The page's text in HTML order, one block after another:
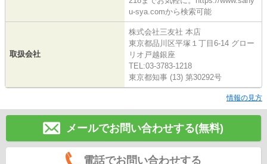
u-sya.comから検索可能
取扱会社
株式会社三友社 本店
東京都品川区平塚１丁目6-14 グロー
リオ戸越銀座
TEL:03-3783-1218
東京都知事 (13) 第30292号
情報の見方
メールでお問い合わせする(無料)
電話でお問い合わせする